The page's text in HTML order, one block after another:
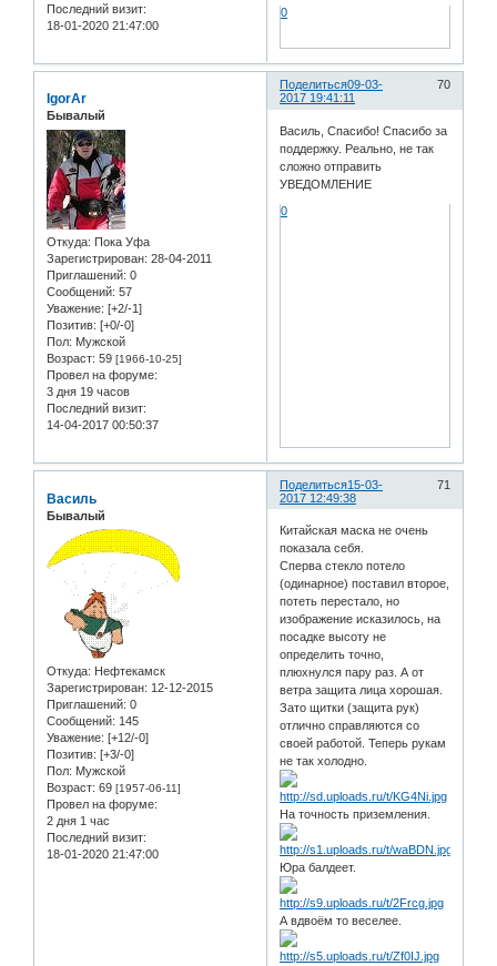
Последний визит:
18-01-2020 21:47:00
0
Поделиться 70
09-03-
2017 19:41:11
IgorAr
Бывалый
Откуда: Пока Уфа
Зарегистрирован: 28-04-2011
Приглашений: 0
Сообщений: 57
Уважение: [+2/-1]
Позитив: [+0/-0]
Пол: Мужской
Возраст: 59 [1966-10-25]
Провел на форуме:
3 дня 19 часов
Последний визит:
14-04-2017 00:50:37
Василь, Спасибо! Спасибо за
поддержку. Реально, не так
сложно отправить
УВЕДОМЛЕНИЕ
0
Поделиться 71
15-03-
2017 12:49:38
Василь
Бывалый
Откуда: Нефтекамск
Зарегистрирован: 12-12-2015
Приглашений: 0
Сообщений: 145
Уважение: [+12/-0]
Позитив: [+3/-0]
Пол: Мужской
Возраст: 69 [1957-06-11]
Провел на форуме:
2 дня 1 час
Последний визит:
18-01-2020 21:47:00
Китайская маска не очень
показала себя.
Сперва стекло потело
(одинарное) поставил второе,
потеть перестало, но
изображение исказилось, на
посадке высоту не
определить точно,
плюхнулся пару раз. А от
ветра защита лица хорошая.
Зато щитки (защита рук)
отлично справляются со
своей работой. Теперь рукам
не так холодно.
На точность приземления.
Юра балдеет.
А вдвоём то веселее.